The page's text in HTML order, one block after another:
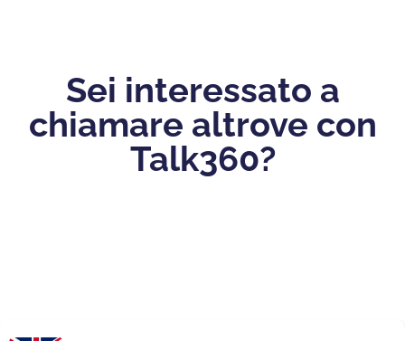
Sei interessato a
chiamare altrove con
Talk360?